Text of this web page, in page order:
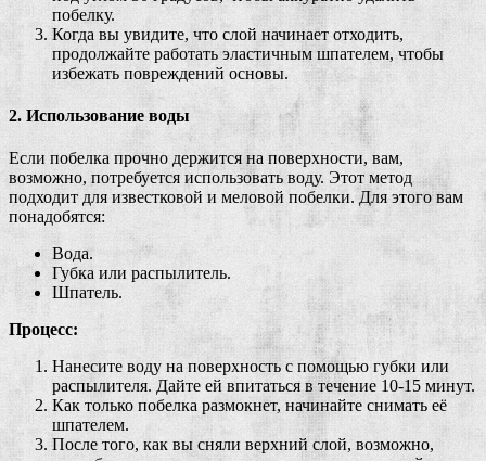
побелку.
Когда вы увидите, что слой начинает отходить,
продолжайте работать эластичным шпателем, чтобы
избежать повреждений основы.
2. Использование воды
Если побелка прочно держится на поверхности, вам,
возможно, потребуется использовать воду. Этот метод
подходит для известковой и меловой побелки. Для этого вам
понадобятся:
Вода.
Губка или распылитель.
Шпатель.
Процесс:
Нанесите воду на поверхность с помощью губки или
распылителя. Дайте ей впитаться в течение 10-15 минут.
Как только побелка размокнет, начинайте снимать её
шпателем.
После того, как вы сняли верхний слой, возможно,